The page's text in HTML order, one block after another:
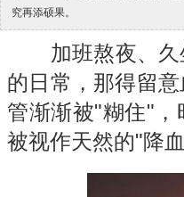
究再添硕果。
加班熬夜、久
的日常，那得留
管渐渐被"糊住"，
被视作天然的"降